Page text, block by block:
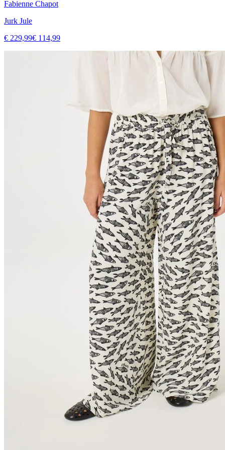
Fabienne Chapot
Jurk Jule
€ 229,99€ 114,99